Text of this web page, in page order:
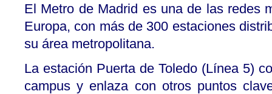
El Metro de Madrid es una de las redes
Europa, con más de 300 estaciones
su área metropolitana.
La estación Puerta de Toledo (Línea 5)
campus y enlaza con otros puntos